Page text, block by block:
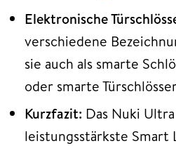
Elektronische
verschiedene
sie auch als smarte
oder smarte
Kurzfazit: Das Nuki
leistungsstärkste Smart